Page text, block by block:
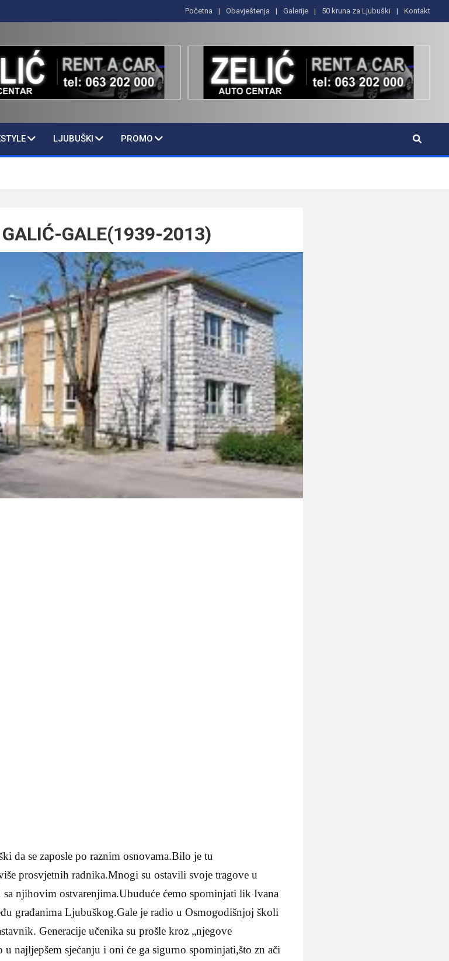
Početna Obavještenja Galerije 50 kruna za Ljubuški Kontakt
LJUBUŠKI PROMO
GALE(1939-2013)
da se zaposle po raznim osnovama.Bilo je tu
prosvjetnih radnika.Mnogi su ostavili svoje tragove u
njihovim ostvarenjima.Ubuduće ćemo spominjati lik Ivana
građanima Ljubuškog.Gale je radio u Osmogodišnjoj školi
Generacije učenika su prošle kroz „njegove
najljepšem sjećanju i oni će ga sigurno spominjati,što zn ači